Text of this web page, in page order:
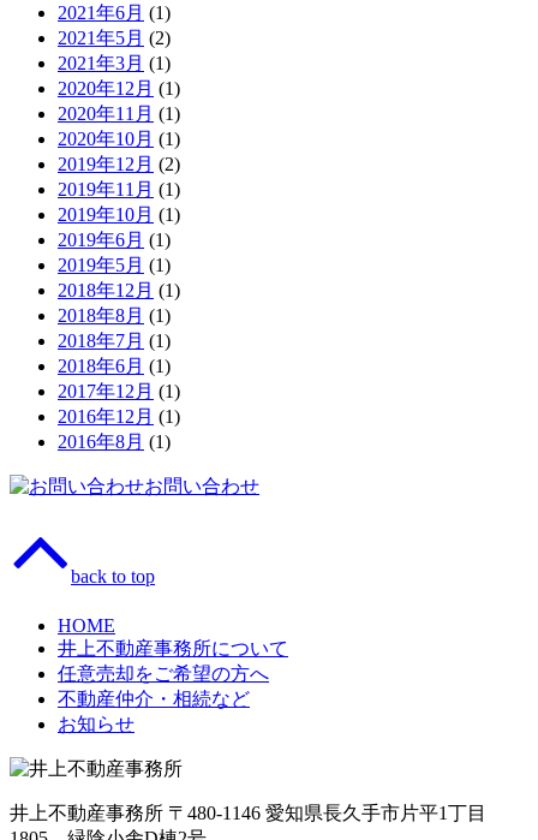
2021年6月 (1)
2021年5月 (2)
2021年3月 (1)
2020年12月 (1)
2020年11月 (1)
2020年10月 (1)
2019年12月 (2)
2019年11月 (1)
2019年10月 (1)
2019年6月 (1)
2019年5月 (1)
2018年12月 (1)
2018年8月 (1)
2018年7月 (1)
2018年6月 (1)
2017年12月 (1)
2016年12月 (1)
2016年8月 (1)
お問い合わせ
back to top
HOME
井上不動産事務所について
任意売却をご希望の方へ
不動産仲介・相続など
お知らせ
井上不動産事務所 〒480-1146 愛知県長久手市片平1丁目